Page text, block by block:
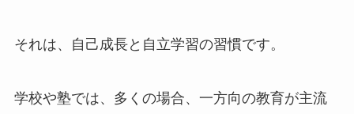
それは、自己成長と自立学習の習慣です。
学校や塾では、多くの場合、一方向の教育が主流